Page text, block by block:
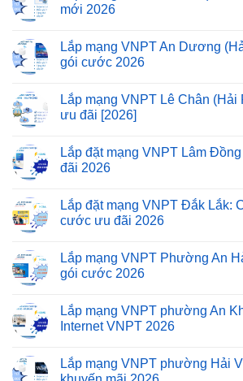
mới 2026
Lắp mạng VNPT An Dương
gói cước 2026
Lắp mạng VNPT Lê Chân (Hải
ưu đãi [2026]
Lắp đặt mạng VNPT Lâm
đãi 2026
Lắp đặt mạng VNPT Đắk Lắk:
cước ưu đãi 2026
Lắp mạng VNPT Phường An
gói cước 2026
Lắp mạng VNPT phường An
Internet VNPT 2026
Lắp mạng VNPT phường Hải